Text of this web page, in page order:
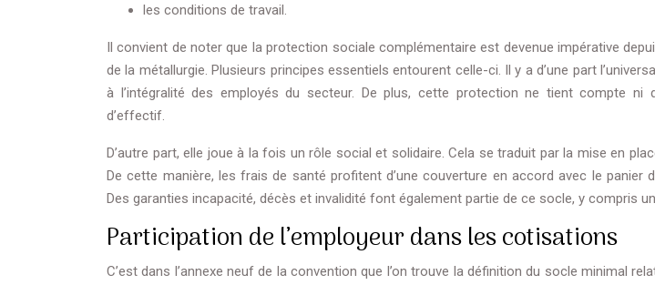
les conditions de travail.
Il convient de noter que la protection sociale complémentaire est devenue impérative
de la métallurgie. Plusieurs principes essentiels entourent celle-ci. Il y a d’une part
à l’intégralité des employés du secteur. De plus, cette protection ne tient compte ni
d’effectif.
D’autre part, elle joue à la fois un rôle social et solidaire. Cela se traduit par la mise en
De cette manière, les frais de santé profitent d’une couverture en accord avec le panier
Des garanties incapacité, décès et invalidité font également partie de ce socle, y compris
Participation de l’employeur dans les cotisations
C’est dans l’annexe neuf de la convention que l’on trouve la définition du socle minimal